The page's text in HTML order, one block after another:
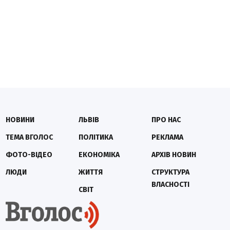
НОВИНИ
ТЕМА ВГОЛОС
ФОТО-ВІДЕО
ЛЮДИ
ЛЬВІВ
ПОЛІТИКА
ЕКОНОМІКА
ЖИТТЯ
СВІТ
ПРО НАС
РЕКЛАМА
АРХІВ НОВИН
СТРУКТУРА
ВЛАСНОСТІ